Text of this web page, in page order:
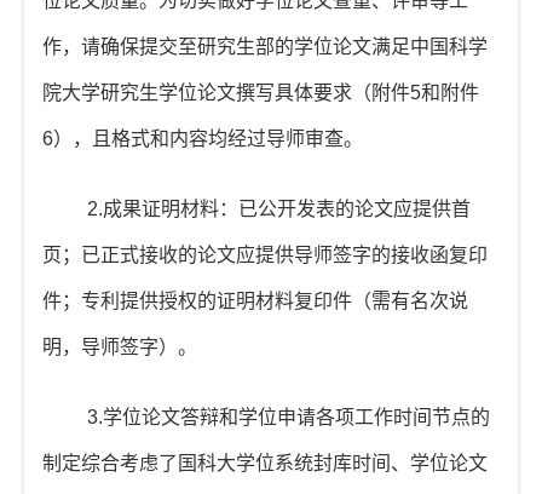
作，请确保提交至研究生部的学位论文满足中国科学
院大学研究生学位论文撰写具体要求（附件5和附件
6），且格式和内容均经过导师审查。
2.成果证明材料：已公开发表的论文应提供首
页；已正式接收的论文应提供导师签字的接收函复印
件；专利提供授权的证明材料复印件（需有名次说
明，导师签字）。
3.学位论文答辩和学位申请各项工作时间节点的
制定综合考虑了国科大学位系统封库时间、学位论文